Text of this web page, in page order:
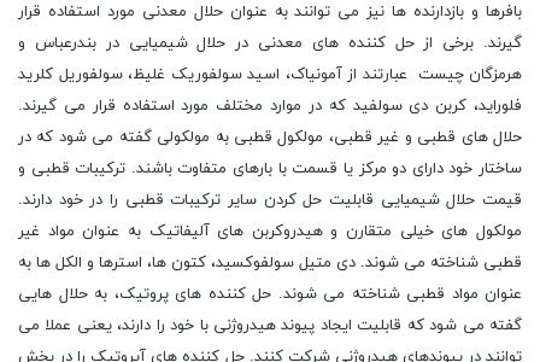
بافرها و بازدارنده ها نیز می توانند به عنوان حلال معدنی مورد استفاده قرار
گیرند. برخی از حل کننده های معدنی در حلال شیمیایی در بندرعباس و
هرمزگان چیست عبارتند از آمونیاک، اسید سولفوریک غلیظ، سولفوریل کلرید
فلوراید، کربن دی سولفید که در موارد مختلف مورد استفاده قرار می گیرند.
حلال های قطبی و غیر قطبی، مولکول قطبی به مولکولی گفته می شود که در
ساختار خود دارای دو مرکز یا قسمت با بارهای متفاوت باشند. ترکیبات قطبی و
قیمت حلال شیمیایی قابلیت حل کردن سایر ترکیبات قطبی را در خود دارند.
مولکول های خیلی متقارن و هیدروکربن های آلیفاتیک به عنوان مواد غیر
قطبی شناخته می شوند. دی متیل سولفوکسید، کتون ها، استرها و الکل ها به
عنوان مواد قطبی شناخته می شوند. حل کننده های پروتیک، به حلال هایی
گفته می شود که قابلیت ایجاد پیوند هیدروژنی با خود را دارند، یعنی عملا می
توانند در پیوندهای هیدروژنی شرکت کنند. حل کننده های آپروتیک را در بخش